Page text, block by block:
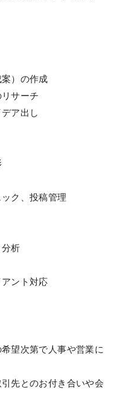
）の作成
サーチ
ア出し
ク、投稿管理
析
ント対応
望次第で人事や営業に
先とのお付き合いや会